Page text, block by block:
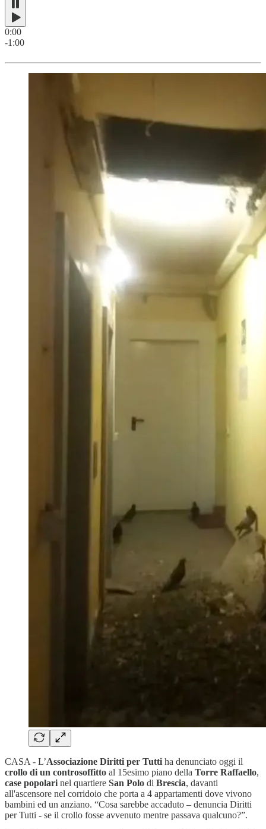
0:00
-1:00
CASA - L’Associazione Diritti per Tutti ha denunciato oggi il
crollo di un controsoffitto al 15esimo piano della Torre Raffaello,
case popolari nel quartiere San Polo di Brescia, davanti
all'ascensore nel corridoio che porta a 4 appartamenti dove vivono
bambini ed un anziano. “Cosa sarebbe accaduto – denuncia Diritti
per Tutti - se il crollo fosse avvenuto mentre passava qualcuno?”.